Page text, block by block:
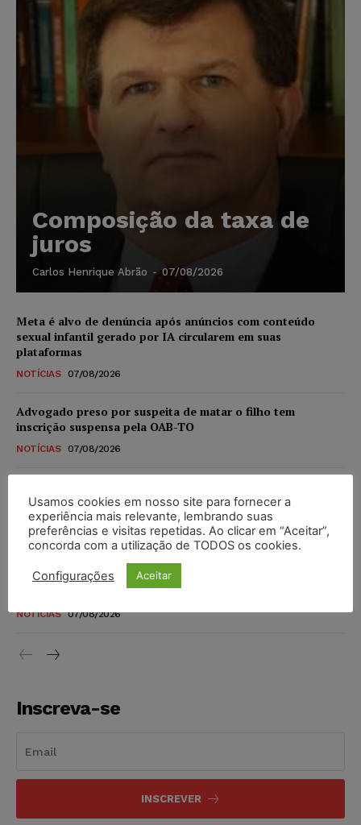
Composição da taxa de
juros
Carlos Henrique Abrão - 07/08/2026
Meta é alvo de denúncia após anúncios com conteúdo
sexual infantil gerado por IA circularem em suas
plataformas
NOTÍCIAS 07/08/2026
Advogado preso por suspeita de matar o filho tem
inscrição suspensa pela OAB-TO
NOTÍCIAS 07/08/2026
novos para pessoas com deficiência e autistas de todos os
níveis
DIREITO TRIBUTÁRIO 07/08/2026
Justiça do Trabalho mantém justa causa de empregado que
vendia canetas emagrecedoras no local de trabalho
NOTÍCIAS 07/08/2026
Inscreva-se
INSCREVER
Usamos cookies em nosso site para fornecer a
experiência mais relevante, lembrando suas
preferências e visitas repetidas. Ao clicar em “Aceitar”,
concorda com a utilização de TODOS os cookies.
Configurações Aceitar